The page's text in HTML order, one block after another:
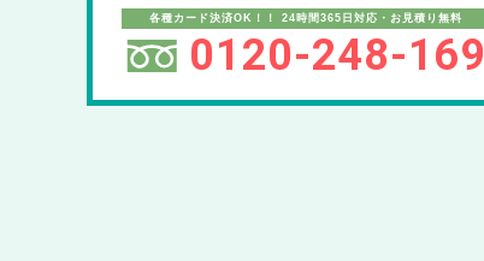
各種カード決済OK！！ 24時間365日対応・お見積り無料
0120-248-169